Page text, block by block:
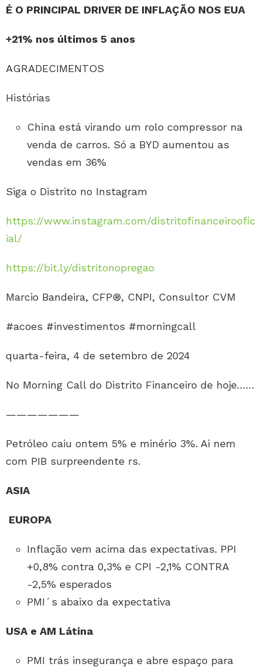
É O PRINCIPAL DRIVER DE INFLAÇÃO NOS EUA
+21% nos últimos 5 anos
AGRADECIMENTOS
Histórias
China está virando um rolo compressor na
venda de carros. Só a BYD aumentou as
vendas em 36%
Siga o Distrito no Instagram
https://www.instagram.com/distritofinanceiroofic
ial/
https://bit.ly/distritonopregao
Marcio Bandeira, CFP®, CNPI, Consultor CVM
#acoes #investimentos #morningcall
quarta-feira, 4 de setembro de 2024
No Morning Call do Distrito Financeiro de hoje……
———————
Petróleo caiu ontem 5% e minério 3%. Ai nem
com PIB surpreendente rs.
ASIA
EUROPA
Inflação vem acima das expectativas. PPI
+0,8% contra 0,3% e CPI -2,1% CONTRA
-2,5% esperados
PMI´s abaixo da expectativa
USA e AM Látina
PMI trás insegurança e abre espaço para